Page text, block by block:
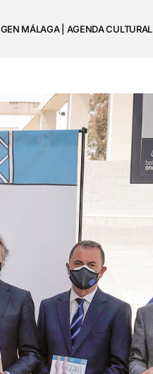
GEN MÁLAGA | AGENDA CULTURAL